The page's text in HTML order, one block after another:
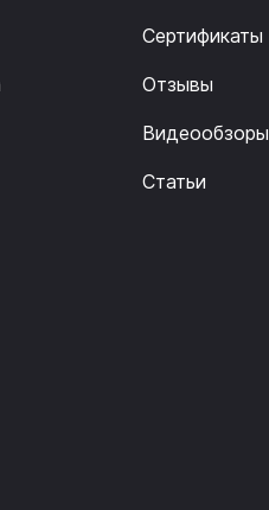
Сертификаты
Отзывы
Видеообзоры
Статьи